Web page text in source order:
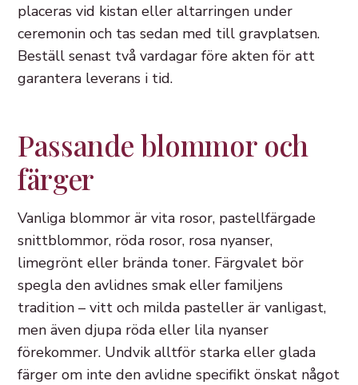
placeras vid kistan eller altarringen under
ceremonin och tas sedan med till gravplatsen.
Beställ senast två vardagar före akten för att
garantera leverans i tid.
Passande blommor och
färger
Vanliga blommor är vita rosor, pastellfärgade
snittblommor, röda rosor, rosa nyanser,
limegrönt eller brända toner. Färgvalet bör
spegla den avlidnes smak eller familjens
tradition – vitt och milda pasteller är vanligast,
men även djupa röda eller lila nyanser
förekommer. Undvik alltför starka eller glada
färger om inte den avlidne specifikt önskat något